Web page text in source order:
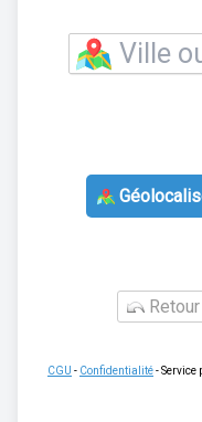
CGU - Confidentialité- Service